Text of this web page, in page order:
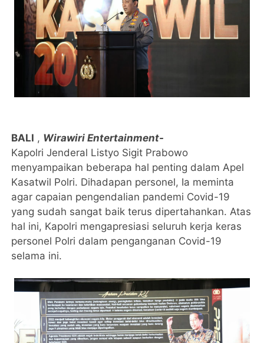
BALI , Wirawiri Entertainment-
Kapolri Jenderal Listyo Sigit Prabowo
menyampaikan beberapa hal penting dalam Apel
Kasatwil Polri. Dihadapan personel, Ia meminta
agar capaian pengendalian pandemi Covid-19
yang sudah sangat baik terus dipertahankan. Atas
hal ini, Kapolri mengapresiasi seluruh kerja keras
personel Polri dalam penganganan Covid-19
selama ini.